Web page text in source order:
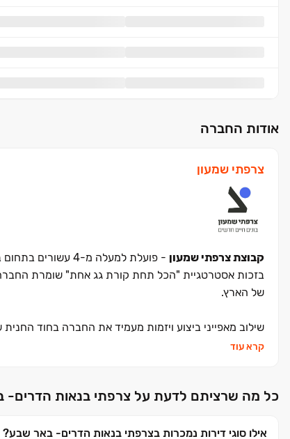
אודות החברה
צרפתי שמעון
קבוצת צרפתי שמעון - פועלת למעלה מ-4 עשורים בתחום בניה ויזמות נדל"ן,
בזכות אסטרטגיית "הכל תחת קורת גג אחת" שומרת
של הארץ.
שילוב מאפייני ביצוע ויזמות מעמיד את החברה בחוד
קרא עוד
כל מה שרציתם לדעת על צרפתי בנאות הדרים-
אילו סוגי דירות נמכרות בצרפתי בנאות הדרים- באר שבע?